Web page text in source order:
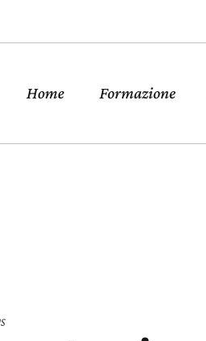
Home Formazione